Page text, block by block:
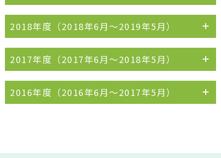
2018年度（2018年6月～2019年5月）
2017年度（2017年6月～2018年5月）
2016年度（2016年6月～2017年5月）